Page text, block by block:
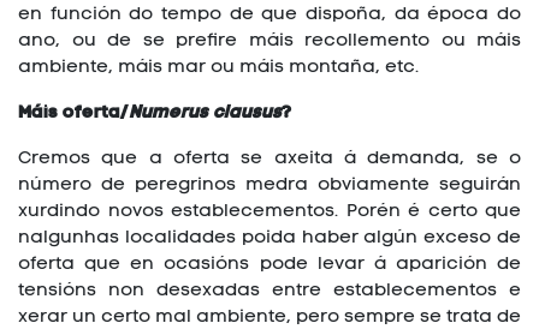
en función do tempo de que dispoña, da época do
ano, ou de se prefire máis recollemento ou máis
ambiente, máis mar ou máis montaña, etc.
Máis oferta/Numerus clausus?
Cremos que a oferta se axeita á demanda, se o
número de peregrinos medra obviamente seguirán
xurdindo novos establecementos. Porén é certo que
nalgunhas localidades poida haber algún exceso de
oferta que en ocasións pode levar á aparición de
tensións non desexadas entre establecementos e
xerar un certo mal ambiente, pero sempre se trata de